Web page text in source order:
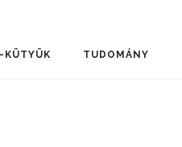
KÜTYÜK TUDOMÁNY